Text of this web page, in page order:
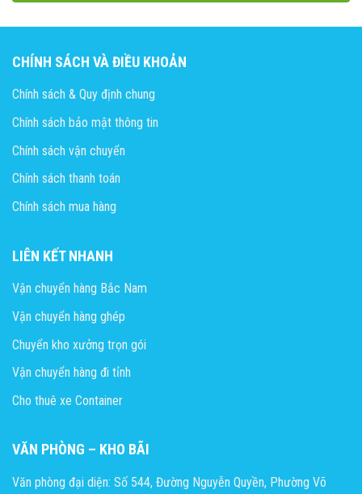
CHÍNH SÁCH VÀ ĐIỀU KHOẢN
Chính sách & Quy định chung
Chính sách bảo mật thông tin
Chính sách vận chuyển
Chính sách thanh toán
Chính sách mua hàng
LIÊN KẾT NHANH
Vận chuyển hàng Bắc Nam
Vận chuyển hàng ghép
Chuyển kho xưởng trọn gói
Vận chuyển hàng đi tỉnh
Cho thuê xe Container
VĂN PHÒNG – KHO BÃI
Văn phòng đại diện: Số 544, Đường Nguyễn Quyền, Phường Võ